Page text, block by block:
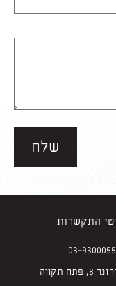
שלח
התקשרות
03-9300055
תקווה